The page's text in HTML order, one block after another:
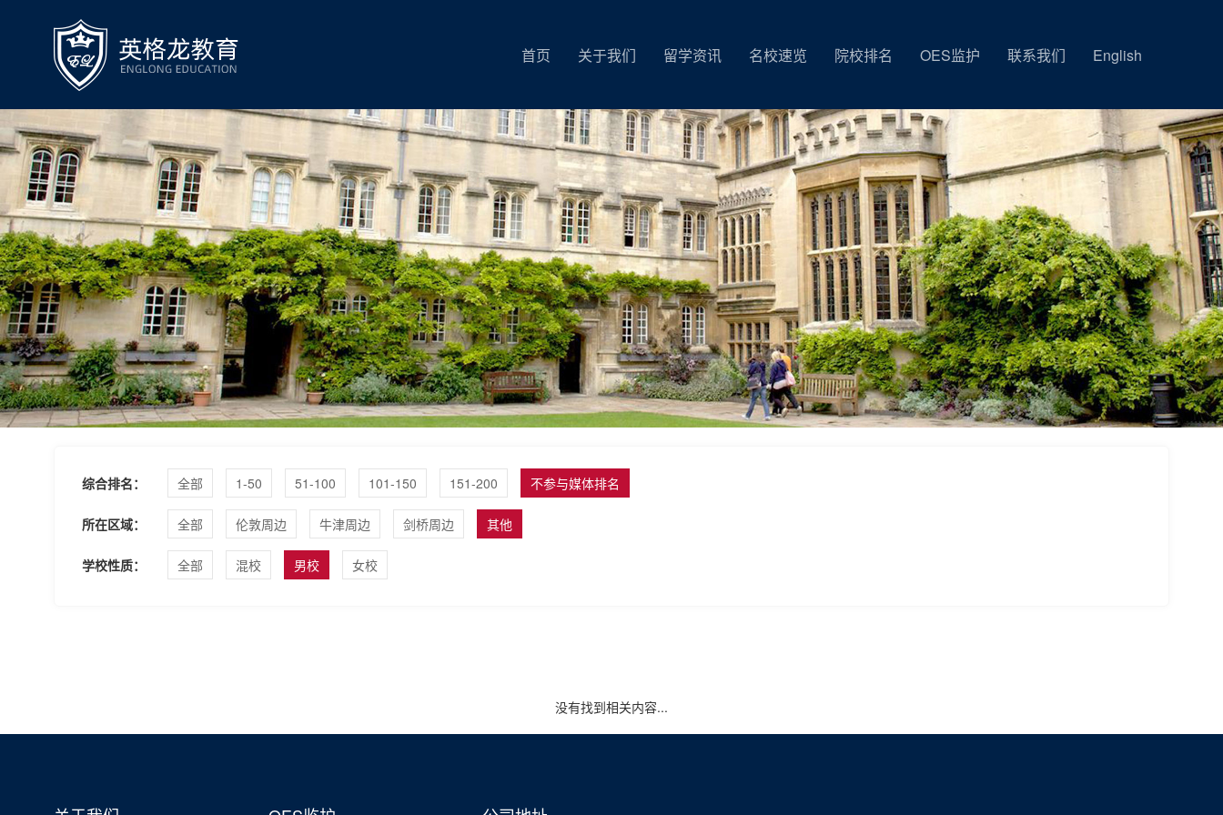
首页 关于我们 留学资讯 名校速览 院校排名 OES监护 联系我们 English
综合排名： 全部 1-50 51-100 101-150 151-200 不参与媒体排名
所在区域： 全部 伦敦周边 牛津周边 剑桥周边 其他
学校性质： 全部 混校 男校 女校
没有找到相关内容...